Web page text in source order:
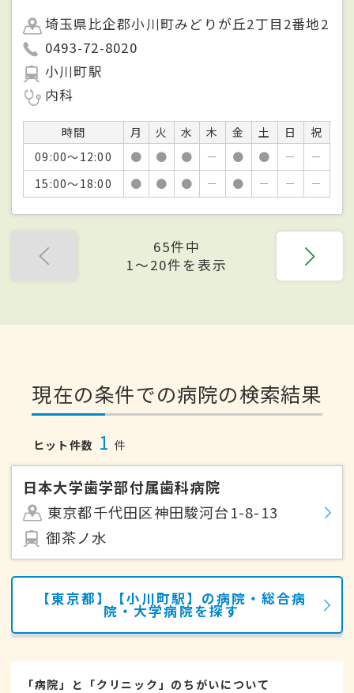
埼玉県比企郡小川町みどりが丘2丁目2番地2
0493-72-8020
小川町駅
内科
時間 月 火 水 木 金 土 日
祝
09:00～12:00
● ● ● － ● ● －
－
15:00～18:00
● ● ● － ● － － －
65件中
1〜20件を表示
現在の条件での病院の検索結果
ヒット件数 1 件
日本大学歯学部付属歯科病院
東京都千代田区神田駿河台1-8-13
御茶ノ水
【東京都】【小川町駅】の病院・総合病
院・大学病院を探す
「病院」と「クリニック」のちがいについて